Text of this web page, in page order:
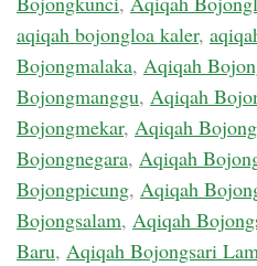
aqiqah bojongloa kaler,
Bojongmalaka, Aqiqah
Bojongmanggu, Aqiqah
Bojongmekar, Aqiqah
Bojongnegara, Aqiqah
Bojongpicung, Aqiqah
Bojongsalam, Aqiqah
Baru, Aqiqah Bojongsari